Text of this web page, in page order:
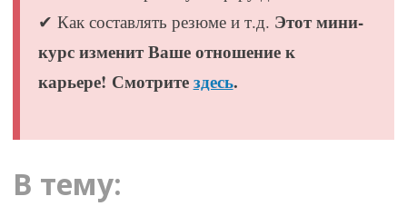
✔ Как составлять резюме и т.д. Этот мини-
курс изменит Ваше отношение к
карьере! Смотритездесь.
В тему: